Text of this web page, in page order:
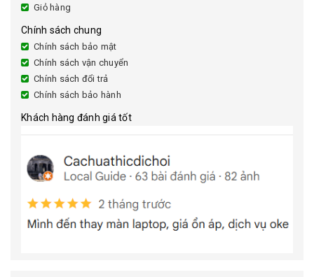
Giỏ hàng
Chính sách chung
Chính sách bảo mật
Chính sách vận chuyển
Chính sách đổi trả
Chính sách bảo hành
Khách hàng đánh giá tốt